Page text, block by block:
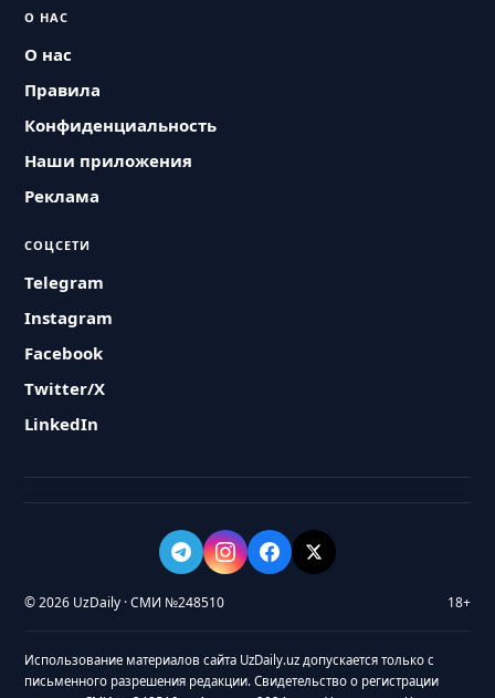
О НАС
О нас
Правила
Конфиденциальность
Наши приложения
Реклама
СОЦСЕТИ
Telegram
Instagram
Facebook
Twitter/X
LinkedIn
© 2026 UzDaily · СМИ №248510 18+
Использование материалов сайта UzDaily.uz допускается только с
письменного разрешения редакции. Свидетельство о регистрации